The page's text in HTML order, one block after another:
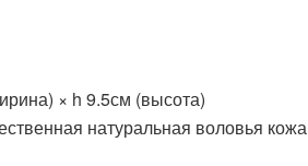
× h 9.5см (высота)
натуральная воловья кожа